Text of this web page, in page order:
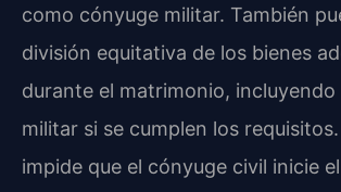
como cónyuge militar. También
división equitativa de los bienes
durante el matrimonio, incluyendo
militar si se cumplen los requisitos.
impide que el cónyuge civil inicie